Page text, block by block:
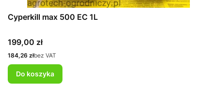
Cyperkill max 500 EC 1L
Cena
199,00 zł
Cena
184,26 złbez VAT
Do koszyka